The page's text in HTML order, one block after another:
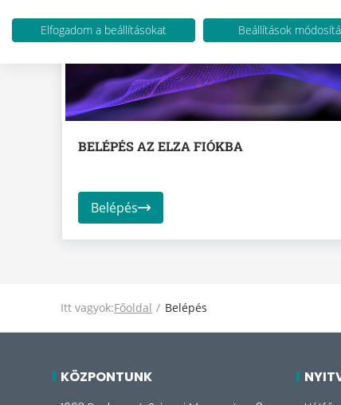
BELÉPÉS AZ ELZA FIÓKBA
Belépés
Itt vagyok:Főoldal Belépés
KÖZPONTUNK
Elfogadom a beállításokat Beállítások